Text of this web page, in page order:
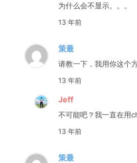
为什么会不显示。。。
13 年前
策最
请教一下，我用你这个
13 年前
Jeff
不可能吧？我一直在用
13 年前
策最